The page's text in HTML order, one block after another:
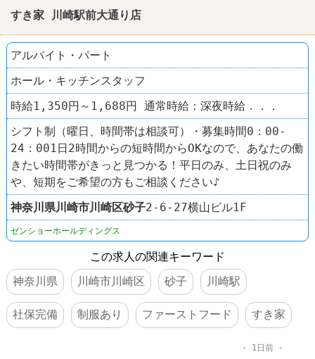
社員登用あり ファミレス
すき家 川崎駅前大通り店
アルバイト・パート
ホール・キッチンスタッフ
時給1,350円～1,688円 通常時給：深夜時給．．．
シフト制（曜日、時間帯は相談可）・募集時間0：00‐
24：001日2時間からの短時間からOKなので、あなたの働
きたい時間帯がきっと見つかる！平日のみ、土日祝のみ
や、短期をご希望の方もご相談ください♪
神奈川県川崎市川崎区砂子2-6-27横山ビル1F
ゼンショーホールディングス
この求人の関連キーワード
神奈川県
川崎市川崎区 砂子 川崎駅
社保完備 制服あり ファーストフード すき家
1日前